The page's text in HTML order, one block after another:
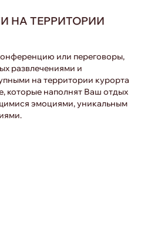
НА ТЕРРИТОРИИ
или переговоры,
развлечениями и
на территории курорта
которые наполнят Ваш отдых
эмоциями, уникальным